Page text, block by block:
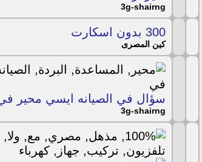
3g-shairng
300 بدون اسكارت
كين المصرى
سؤال في الصيانه ايسي محير
3g-shairng